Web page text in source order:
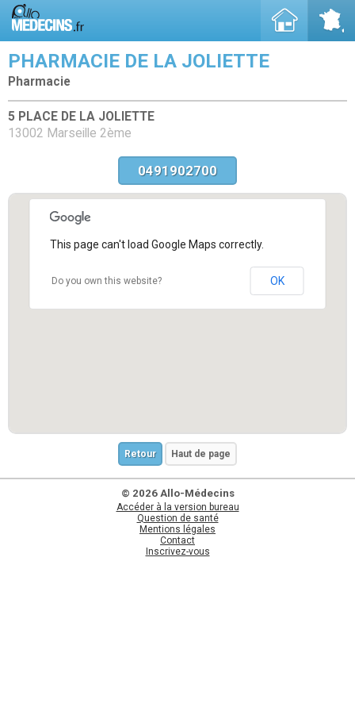
PHARMACIE DE LA JOLIETTE
Pharmacie
5 PLACE DE LA JOLIETTE
13002 Marseille 2ème
0491902700
This page can't load Google Maps correctly.
Do you own this website? OK
Retour Haut de page
© 2026 Allo-Médecins
Accéder à la version bureau
Question de santé
Mentions légales
Contact
Inscrivez-vous